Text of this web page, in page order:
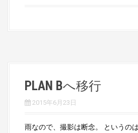
PLAN Bへ移行
2015年6月23日
雨なので、撮影は断念。 というの